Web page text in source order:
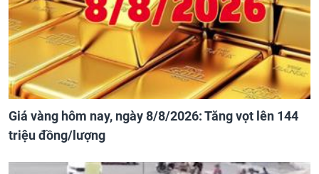
Giá vàng hôm nay, ngày 8/8/2026: Tăng vọt lên 144
triệu đồng/lượng